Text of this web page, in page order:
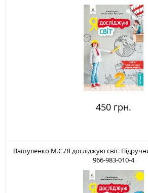
450 грн.
Вашуленко М.С./Я досліджую світ.
966-983-010-4